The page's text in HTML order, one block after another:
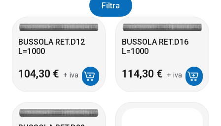
Filtra
BUSSOLA RET.D12
L=1000
104,30 € + iva
BUSSOLA RET.D16
L=1000
114,30 € + iva